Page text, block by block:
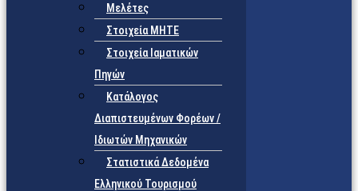
Μελέτες
Στοιχεία ΜΗΤΕ
Στοιχεία Ιαματικών
Πηγών
Κατάλογος
Διαπιστευμένων Φορέων /
Ιδιωτών Μηχανικών
Στατιστικά Δεδομένα
Ελληνικού Τουρισμού